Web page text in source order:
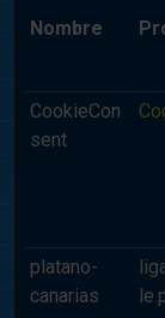
Nombre
CookieCon
sent
platano-
canarias